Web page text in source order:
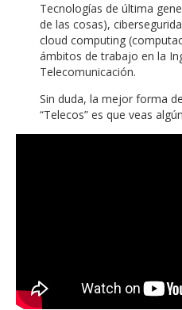
Tecnologías de última
de las cosas),
cloud computing
ámbitos de trabajo en la
Telecomunicación.
Sin duda, la mejor forma
“Telecos” es que veas